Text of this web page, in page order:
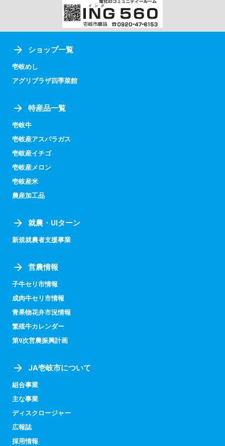
ショップ一覧
壱岐めし
アグリプラザ四季菜館
特産品一覧
壱岐牛
壱岐産アスパラガス
壱岐産イチゴ
壱岐産メロン
壱岐産米
農産加工品
就農・UIターン
新規就農者支援事業
営農情報
子牛セリ市情報
成肉牛セリ市情報
青果物花弁市況情報
繁殖牛カレンダー
第9次営農振興計画
JA壱岐市について
組合事業
主な事業
ディスクロージャー
広報誌
採用情報